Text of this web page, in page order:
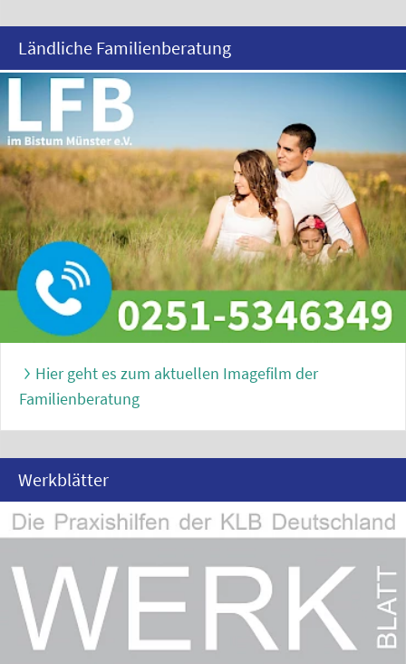
Ländliche Familienberatung
Hier geht es zum aktuellen Imagefilm der
Familienberatung
Werkblätter